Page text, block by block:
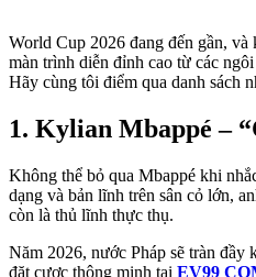
World Cup 2026 đang đến gần,
màn trình diễn đỉnh cao từ các
Hãy cùng tôi điểm qua danh sách
1. Kylian Mbappé –
Không thể bỏ qua Mbappé khi
dạng và bản lĩnh trên sân cỏ lớn,
còn là thủ lĩnh thực thụ.
Năm 2026, nước Pháp sẽ tràn đầy
đặt cược thông minh tại EV99